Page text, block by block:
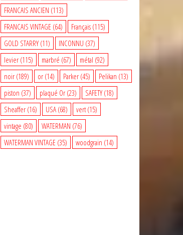
FRANCAIS ANCIEN (113)
FRANCAIS VINTAGE (64) Français(115)
GOLD STARRY(11) INCONNU (37)
levier(115) marbré (67) métal (92)
noir(189) or(14) Parker(45) Pelikan (13)
piston (37) plaqué Or(23) SAFETY(18)
Sheaffer(16) USA(68) vert(15)
vintage (80) WATERMAN (76)
WATERMAN VINTAGE (35) woodgrain (14)